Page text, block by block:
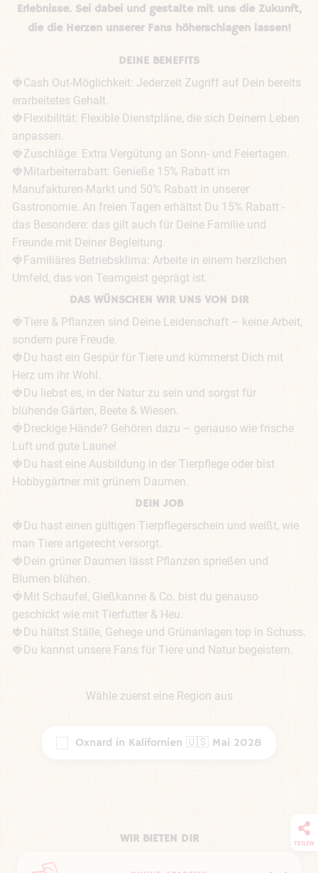
Erlebnisse. Sei dabei und gestalte mit uns die Zukunft,
die die Herzen unserer Fans höherschlagen lassen!
DEINE BENEFITS
🍓Cash Out-Möglichkeit: Jederzeit Zugriff auf Dein bereits
erarbeitetes Gehalt.
🍓Flexibilität: Flexible Dienstpläne, die sich Deinem Leben
anpassen.
🍓Zuschläge: Extra Vergütung an Sonn- und Feiertagen.
🍓Mitarbeiterrabatt: Genieße 15% Rabatt im
Manufakturen-Markt und 50% Rabatt in unserer
Gastronomie. An freien Tagen erhältst Du 15% Rabatt -
das Besondere: das gilt auch für Deine Familie und
Freunde mit Deiner Begleitung.
🍓Familiäres Betriebsklima: Arbeite in einem herzlichen
Umfeld, das von Teamgeist geprägt ist.
DAS WÜNSCHEN WIR UNS VON DIR
🍓Tiere & Pflanzen sind Deine Leidenschaft – keine Arbeit,
sondern pure Freude.
🍓Du hast ein Gespür für Tiere und kümmerst Dich mit
Herz um ihr Wohl.
🍓Du liebst es, in der Natur zu sein und sorgst für
blühende Gärten, Beete & Wiesen.
🍓Dreckige Hände? Gehören dazu – genauso wie frische
Luft und gute Laune!
🍓Du hast eine Ausbildung in der Tierpflege oder bist
Hobbygärtner mit grünem Daumen.
DEIN JOB
🍓Du hast einen gültigen Tierpflegerschein und weißt, wie
man Tiere artgerecht versorgt.
🍓Dein grüner Daumen lässt Pflanzen sprießen und
Blumen blühen.
🍓Mit Schaufel, Gießkanne & Co. bist du genauso
geschickt wie mit Tierfutter & Heu.
🍓Du hältst Ställe, Gehege und Grünanlagen top in Schuss.
🍓Du kannst unsere Fans für Tiere und Natur begeistern.
Wähle zuerst eine Region aus
Oxnard in Kalifornien 🇺🇸 Mai 2028
WIR BIETEN DIR TEILEN